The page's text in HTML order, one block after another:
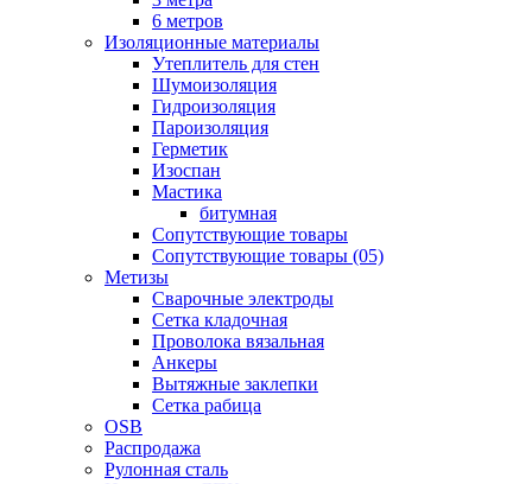
6 метров
Изоляционные материалы
Утеплитель для стен
Шумоизоляция
Гидроизоляция
Пароизоляция
Герметик
Изоспан
Мастика
битумная
Сопутствующие товары
Сопутствующие товары (05)
Метизы
Сварочные электроды
Сетка кладочная
Проволока вязальная
Анкеры
Вытяжные заклепки
Сетка рабица
OSB
Распродажа
Рулонная сталь